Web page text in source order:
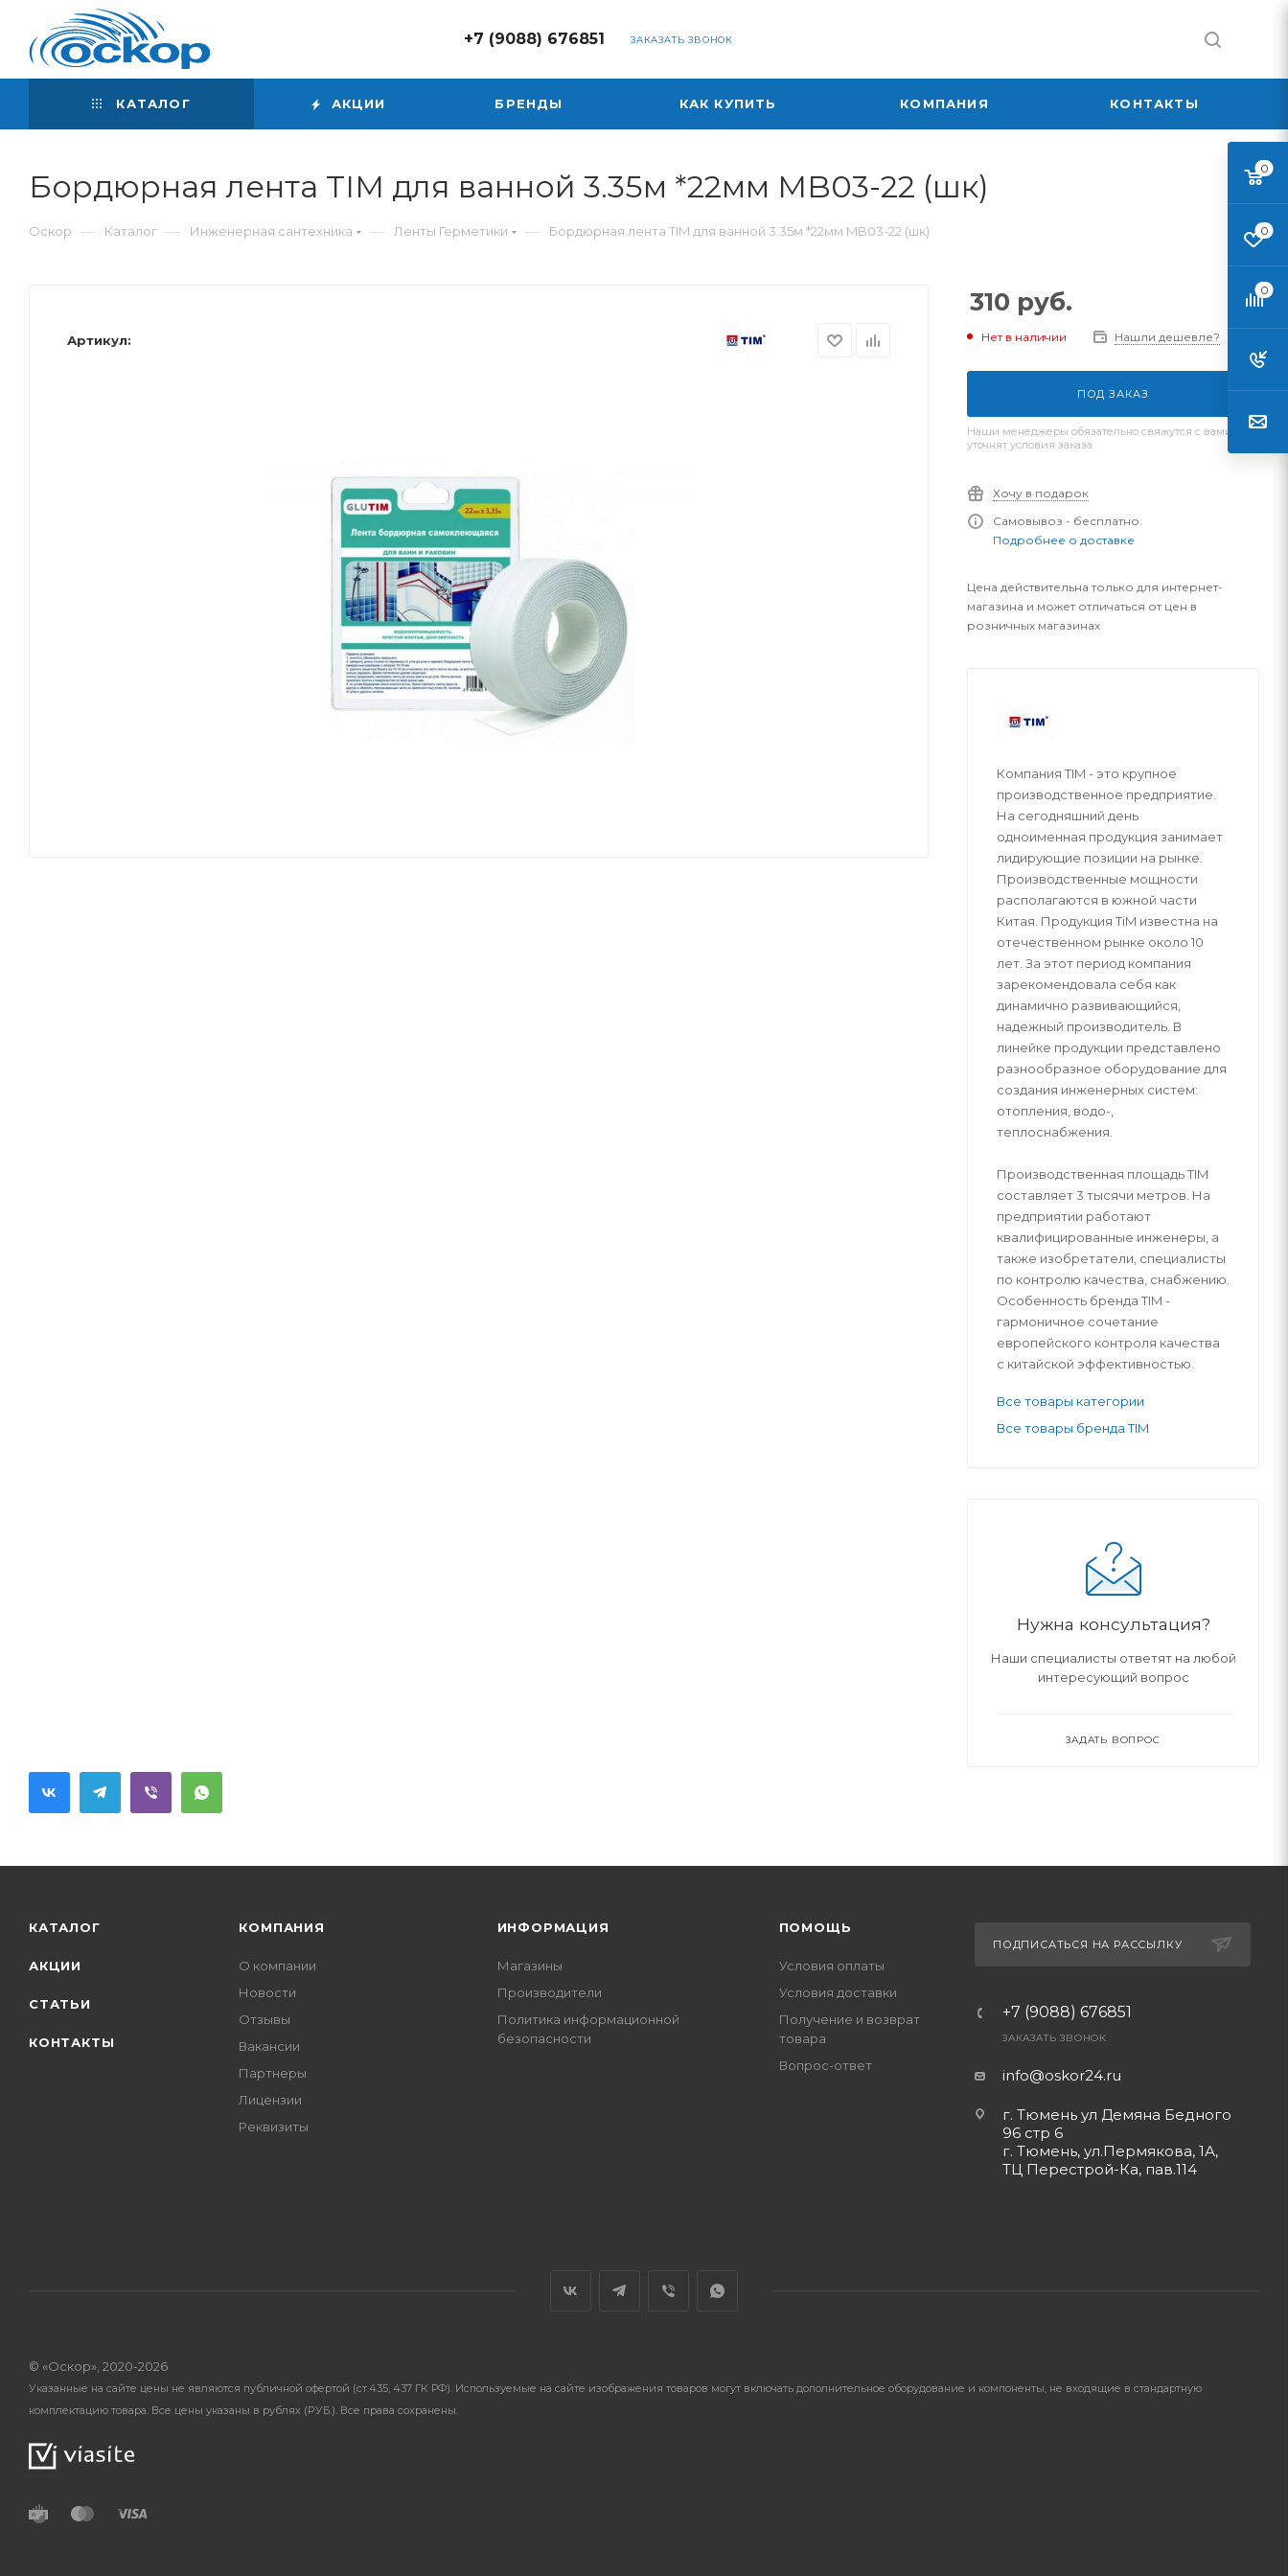
+7 (9088) 676851 ЗАКАЗАТЬ ЗВОНОК
КАТАЛОГ АКЦИИ БРЕНДЫ КАК КУПИТЬ КОМПАНИЯ КОНТАКТЫ
Бордюрная лента TIM для ванной 3.35м *22мм MB03-22 (шк)
Оскор — Каталог — Инженерная сантехника — Ленты Герметики — Бордюрная лента TIM для ванной 3.35м *22мм MB03-22 (шк)
Артикул:
310 руб.
Нет в наличии Нашли дешевле?
ПОД ЗАКАЗ
Наши менеджеры обязательно свяжутся с вами и
уточнят условия заказа
Хочу в подарок
Самовывоз - бесплатно.
Подробнее о доставке
Цена действительна только для интернет-
магазина и может отличаться от цен в
розничных магазинах
Компания TIM - это крупное
производственное предприятие.
На сегодняшний день
одноименная продукция занимает
лидирующие позиции на рынке.
Производственные мощности
располагаются в южной части
Китая. Продукция ТiM известна на
отечественном рынке около 10
лет. За этот период компания
зарекомендовала себя как
динамично развивающийся,
надежный производитель. В
линейке продукции представлено
разнообразное оборудование для
создания инженерных систем:
отопления, водо-,
теплоснабжения.
Производственная площадь TIM
составляет 3 тысячи метров. На
предприятии работают
квалифицированные инженеры, а
также изобретатели, специалисты
по контролю качества, снабжению.
Особенность бренда TIM -
гармоничное сочетание
европейского контроля качества
с китайской эффективностью.
Все товары категории
Все товары бренда ТIM
Нужна консультация?
Наши специалисты ответят на любой
интересующий вопрос
ЗАДАТЬ ВОПРОС
КАТАЛОГ
АКЦИИ
СТАТЬИ
КОНТАКТЫ
КОМПАНИЯ
О компании
Новости
Отзывы
Вакансии
Партнеры
Лицензии
Реквизиты
ИНФОРМАЦИЯ
Магазины
Производители
Политика информационной
безопасности
ПОМОЩЬ
Условия оплаты
Условия доставки
Получение и возврат
товара
Вопрос-ответ
ПОДПИСАТЬСЯ НА РАССЫЛКУ
+7 (9088) 676851
ЗАКАЗАТЬ ЗВОНОК
info@oskor24.ru
г. Тюмень ул Демяна Бедного
96 стр 6
г. Тюмень, ул.Пермякова, 1А,
ТЦ Перестрой-Ка, пав.114
© «Оскор», 2020-2026
Указанные на сайте цены не являются публичной офертой (ст.435, 437 ГК РФ). Используемые на сайте изображения товаров могут включать дополнительное оборудование и компоненты, не входящие в стандартную
комплектацию товара. Все цены указаны в рублях (PУБ.). Все права сохранены.
0
0
0